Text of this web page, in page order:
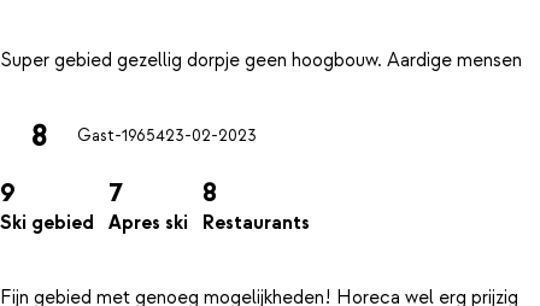
8 Gast-1965423-02-2023
9
Ski gebied
7
Apres ski
8
Restaurants